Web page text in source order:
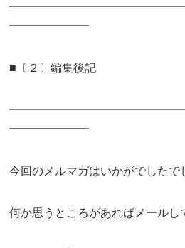
━━━━━━━
■〔２〕編集後記
━━━━━━━
今回のメルマガはいかがでしたで
何か思うところがあればメールし